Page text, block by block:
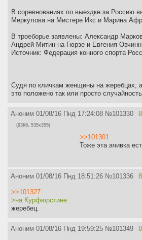
В соревнованиях по выездке за Россию
Меркулова на Мистере Икс и Марина
В троеборье заявлены: Александр
Андрей Митин на Гюрзе и Евгения
Источник: Федерация конного спорта
Судя по кличкам женщины на жеребцах,
это положено так или просто
Аноним 01/08/16 Пнд 17:24:08 №101330
(93Кб, 535x355)
>>101301
Тоже эта ачивка
Аноним 01/08/16 Пнд 18:51:26 №101336
>>101327
>на Курфюрстине
жеребец.
Аноним 01/08/16 Пнд 19:59:25 №101349